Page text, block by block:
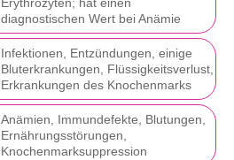
diagnostischen Wert bei Anämie
Infektionen, Entzündungen, einige
Bluterkrankungen, Flüssigkeitsverlust,
Erkrankungen des Knochenmarks
Anämien, Immundefekte, Blutungen,
Ernährungsstörungen,
Knochenmarksuppression